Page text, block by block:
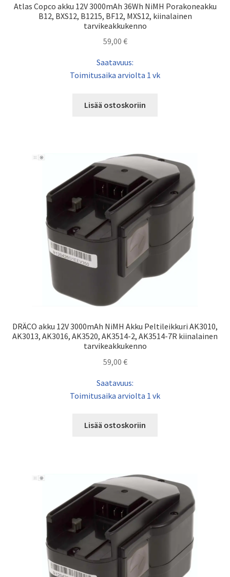
Atlas Copco akku 12V 3000mAh 36Wh NiMH Porakoneakku
B12, BXS12, B1215, BF12, MXS12, kiinalainen
tarvikeakkukenno
59,00 €
Saatavuus:
Toimitusaika arviolta 1 vk
Lisää ostoskoriin
DRÄCO akku 12V 3000mAh NiMH Akku Peltileikkuri AK3010,
AK3013, AK3016, AK3520, AK3514-2, AK3514-7R kiinalainen
tarvikeakkukenno
59,00 €
Saatavuus:
Toimitusaika arviolta 1 vk
Lisää ostoskoriin